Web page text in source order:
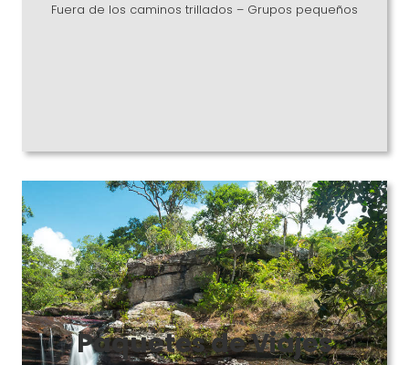
Fuera de los caminos trillados – Grupos pequeños
Paquetes de Viajes